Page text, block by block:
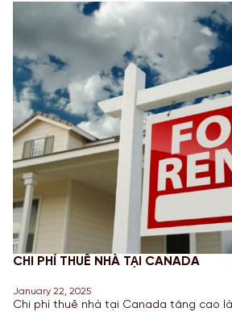
CHI PHÍ THUÊ NHÀ TẠI CANADA
January 22, 2025
Chi phí thuê nhà tại Canada tăng cao